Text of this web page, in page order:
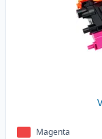
Magenta